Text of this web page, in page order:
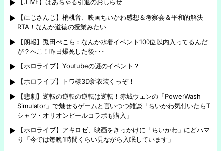
【.LIVE】ばあちゃる引退のおしらせ
【にじさんじ】梢桃音、映画ちいかわ感想＆考察会＆平和的解決
RTA！なんか道徳の授業みたい
【朗報】兎田ぺこら：なんか水着イベント100位以内入ってるんだ
が？ぺこ！昨日爆死した後･･･
【ホロライブ】Youtubeの謎のイベント？
【ホロライブ】トワ様3D新衣装くっぞ！
【悲劇】逆転の逆転の逆転は逆転！赤城ウェンの「PowerWash
Simulator」で魅せるゲームと言いつつ雑談「ちいかわ気付いたらT
シャツ・オリオンビールコラボも購入」
【ホロライブ】アキロゼ、映画をきっかけに「ちいかわ」にどハマ
り「今では毎晩1時間くらい見ながら入眠しています」